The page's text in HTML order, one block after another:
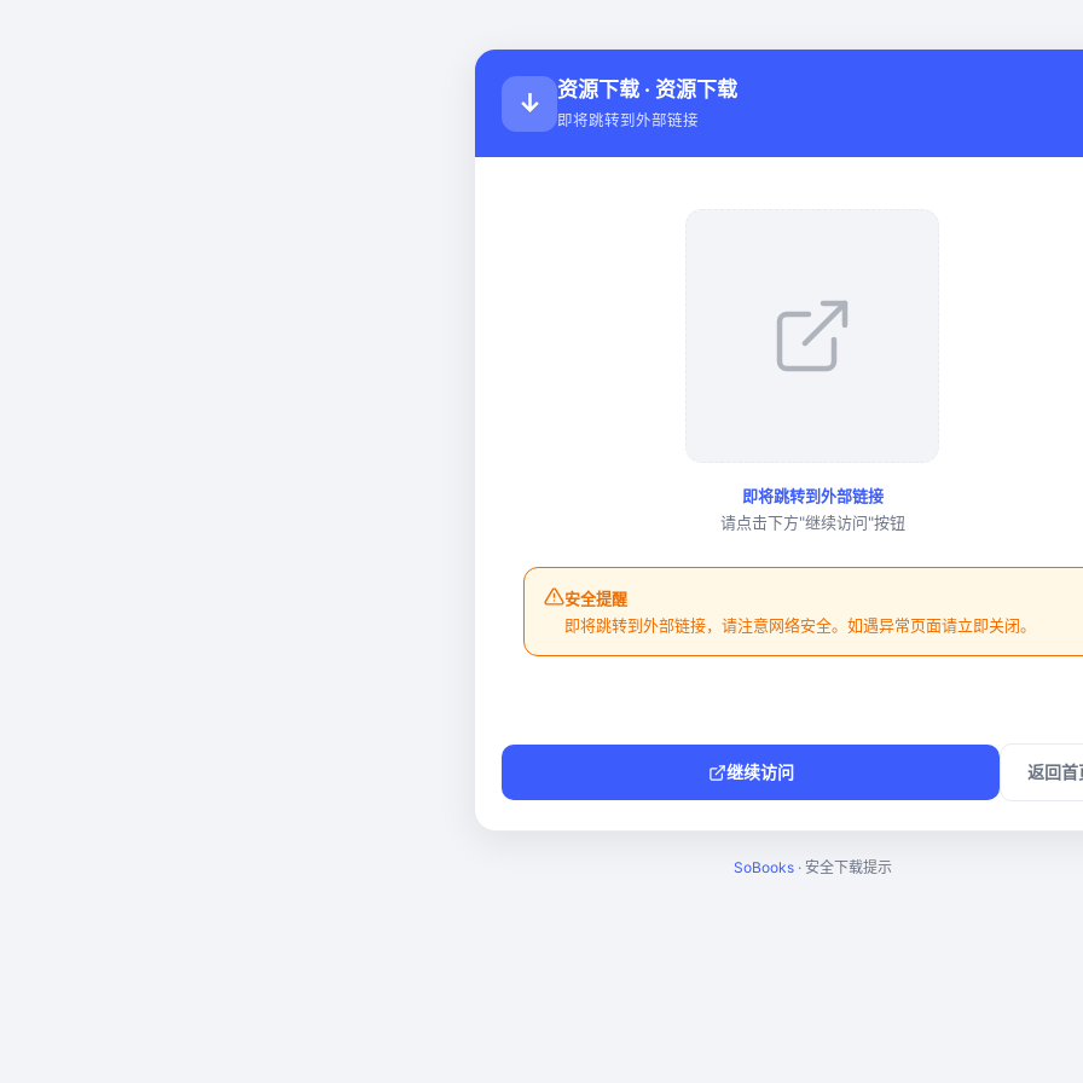
↓ 资源下载 · 资源下载
即将跳转到外部链接
即将跳转到外部链接
请点击下方"继续访问"按钮
安全提醒
即将跳转到外部链接，请注意网络安全。如遇异常页面请立即关闭。
继续访问 返回首
SoBooks· 安全下载提示